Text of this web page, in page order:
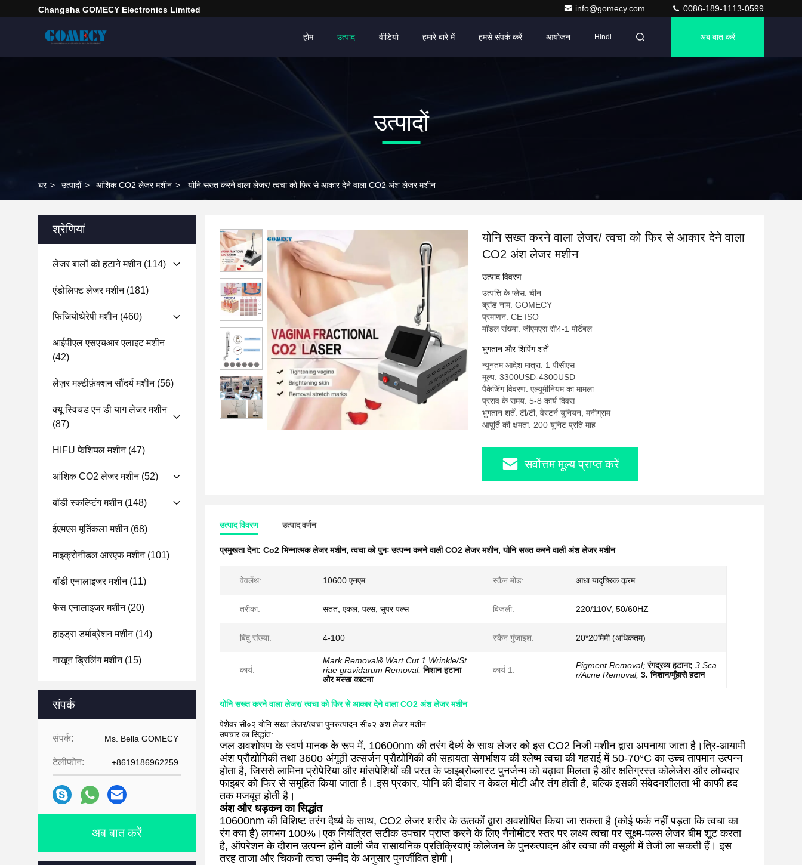
Changsha GOMECY Electronics Limited info@gomecy.com 0086-189-1113-0599
होम उत्पाद वीडियो हमारे बारे में हमसे संपर्क करें आयोजन Hindi अब बात करें
उत्पादों
घर > उत्पादों > आंशिक CO2 लेजर मशीन > योनि सख्त करने वाला लेजर/ त्वचा को फिर से आकार देने वाला CO2 अंश लेजर मशीन
श्रेणियां
लेजर बालों को हटाने मशीन(114)
एंडोलिफ्ट लेजर मशीन(181)
फिजियोथेरेपी मशीन(460)
आईपीएल एसएचआर एलाइट मशीन
(42)
लेज़र मल्टीफ़ंक्शन सौंदर्य मशीन(56)
क्यू स्विचड एन डी याग लेजर मशीन
(87)
HIFU फेशियल मशीन(47)
आंशिक CO2 लेजर मशीन(52)
बॉडी स्कल्प्टिंग मशीन(148)
ईएमएस मूर्तिकला मशीन(68)
माइक्रोनीडल आरएफ मशीन(101)
बॉडी एनालाइजर मशीन(11)
फेस एनालाइजर मशीन(20)
हाइड्रा डर्माब्रेशन मशीन(14)
नाखून ड्रिलिंग मशीन(15)
संपर्क
संपर्क: Ms. Bella GOMECY
टेलीफोन: +8619186962259
अब बात करें
योनि सख्त करने वाला लेजर/ त्वचा को फिर से आकार देने वाला
CO2 अंश लेजर मशीन
उत्पाद विवरण
उत्पत्ति के प्लेस: चीन
ब्रांड नाम: GOMECY
प्रमाणन: CE ISO
मॉडल संख्या: जीएमएस सी4-1 पोर्टेबल
भुगतान और शिपिंग शर्तें
न्यूनतम आदेश मात्रा: 1 पीसीएस
मूल्य: 3300USD-4300USD
पैकेजिंग विवरण: एल्यूमीनियम का मामला
प्रसव के समय: 5-8 कार्य दिवस
भुगतान शर्तें: टी/टी, वेस्टर्न यूनियन, मनीग्राम
आपूर्ति की क्षमता: 200 यूनिट प्रति माह
सर्वोत्तम मूल्य प्राप्त करें
उत्पाद विवरण उत्पाद वर्णन
प्रमुखता देना: Co2 भिन्नात्मक लेजर मशीन,त्वचा को पुनः उत्पन्न करने वाली CO2 लेजर मशीन,योनि सख्त करने वाली अंश लेजर मशीन
वेवलेंथ: 10600 एनएम स्कैन मोड: आधा यादृच्छिक क्रम
तरीका: सतत, एकल, पल्स, सुपर पल्स बिजली: 220/110V, 50/60HZ
बिंदु संख्या: 4-100 स्कैन गुंजाइश: 20*20मिमी (अधिकतम)
कार्य:
Mark Removal& Wart Cut 1.Wrinkle/St
riae gravidarum Removal; निशान हटाना
और मस्सा काटना
कार्य 1: Pigment Removal; रंगद्रव्य हटाना; 3.Sca
r/Acne Removal; 3. निशान/मुँहासे हटान
योनि सख्त करने वाला लेजर/ त्वचा को फिर से आकार देने वाला CO2 अंश लेजर मशीन
पेशेवर सी०२ योनि सख्त लेजर/त्वचा पुनरुत्पादन सी०२ अंश लेजर मशीन
उपचार का सिद्धांत:
जल अवशोषण के स्वर्ण मानक के रूप में, 10600nm की तरंग दैर्ध्य के साथ लेजर को इस CO2 निजी मशीन द्वारा अपनाया जाता है।त्रि-आयामी
अंश प्रौद्योगिकी तथा 360o अंगूठी उत्सर्जन प्रौद्योगिकी की सहायता सेगर्भाशय की श्लेष्म त्वचा की गहराई में 50-70°C का उच्च तापमान उत्पन्न
होता है, जिससे लामिना प्रोपेरिया और मांसपेशियों की परत के फाइब्रोब्लास्ट पुनर्जन्म को बढ़ावा मिलता है और क्षतिग्रस्त कोलेजेस और लोचदार
फाइबर को फिर से समूहित किया जाता है।.इस प्रकार, योनि की दीवार न केवल मोटी और तंग होती है, बल्कि इसकी संवेदनशीलता भी काफी हद
तक मजबूत होती है।
अंश और धड़कन का सिद्धांत
10600nm की विशिष्ट तरंग दैर्ध्य के साथ, CO2 लेजर शरीर के ऊतकों द्वारा अवशोषित किया जा सकता है (कोई फर्क नहीं पड़ता कि त्वचा का
रंग क्या है) लगभग 100%।एक नियंत्रित सटीक उपचार प्राप्त करने के लिए नैनोमीटर स्तर पर लक्ष्य त्वचा पर सूक्ष्म-पल्स लेजर बीम शूट करता
है, ऑपरेशन के दौरान उत्पन्न होने वाली जैव रासायनिक प्रतिक्रियाएं कोलेजन के पुनरुत्पादन और त्वचा की वसूली में तेजी ला सकती हैं। इस
तरह ताजा और चिकनी त्वचा उम्मीद के अनुसार पुनर्जीवित होगी।